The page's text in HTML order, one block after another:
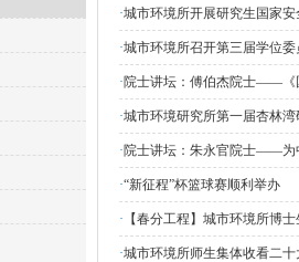
·城市环境所开展研究生国家
·城市环境所召开第三届学位
·院士讲坛：傅伯杰院士——《
·城市环境研究所第一届杏林
·院士讲坛：朱永官院士——为
·“新征程”杯篮球赛顺利举办
· 【春分工程】城市环境所博
·城市环境所师生集体收看二十